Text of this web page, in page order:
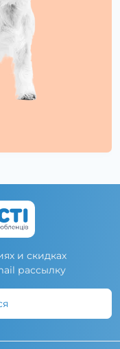
и скидках
рассылку